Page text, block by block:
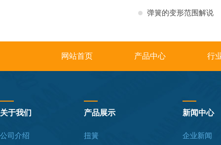
弹簧的变形范围解说
网站首页 产品中心 行
关于我们
公司介绍
产品展示
扭簧
新闻中心
企业新闻